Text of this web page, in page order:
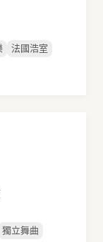
法國浩室
獨立舞曲